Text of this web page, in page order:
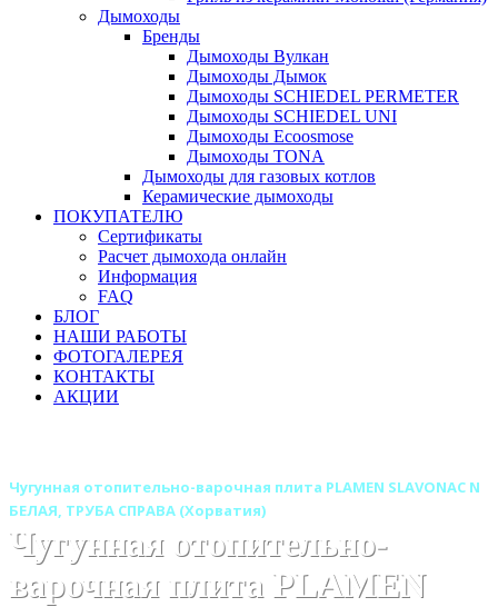
Дымоходы
Бренды
Дымоходы Вулкан
Дымоходы Дымок
Дымоходы SCHIEDEL PERMETER
Дымоходы SCHIEDEL UNI
Дымоходы Ecoosmose
Дымоходы TONA
Дымоходы для газовых котлов
Керамические дымоходы
ПОКУПАТЕЛЮ
Сертификаты
Расчет дымохода онлайн
Информация
FAQ
БЛОГ
НАШИ РАБОТЫ
ФОТОГАЛЕРЕЯ
КОНТАКТЫ
АКЦИИ
Чугунная отопительно-варочная плита PLAMEN SLAVONAC N
БЕЛАЯ, ТРУБА СПРАВА (Хорватия)
Чугунная отопительно-
варочная плита PLAMEN